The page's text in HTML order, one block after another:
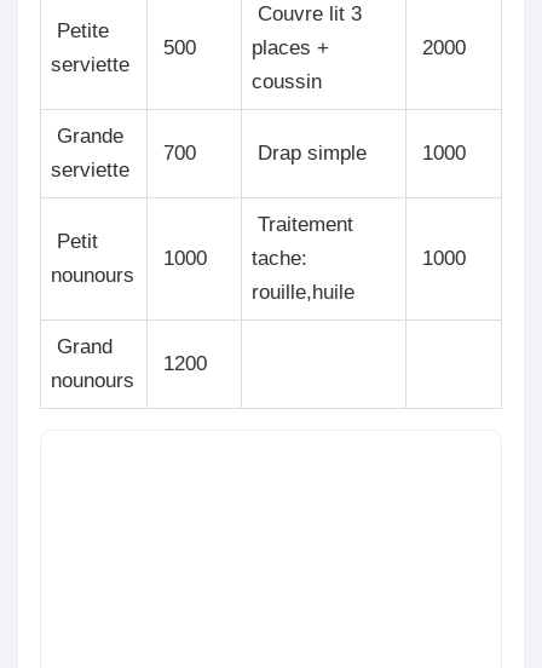
Petite
serviette
500
Couvre lit 3
places +
coussin
2000
Grande
serviette
700 Drap simple 1000
Petit
nounours
1000
Traitement
tache:
rouille,huile
1000
Grand
nounours
1200